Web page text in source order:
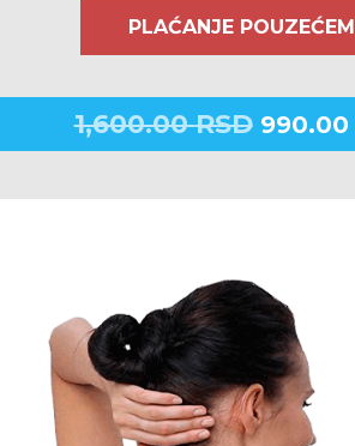
PLAĆANJE POUZEĆEM
1,600.00RSD 990.00